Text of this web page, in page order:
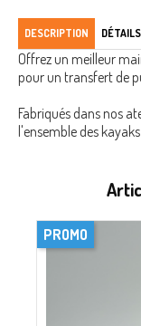
PROMO
DESCRIPTION
Offrez un meilleur
pour un transfert de
Fabriqués dans nos
l'ensemble des